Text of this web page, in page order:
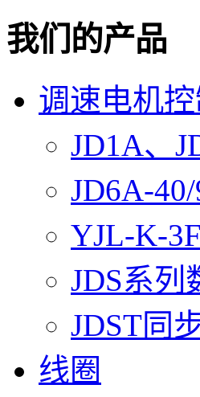
我们的产品
调速电机
JD1A、
JD6A-
YJL-K-
JDS系列
JDST同
线圈